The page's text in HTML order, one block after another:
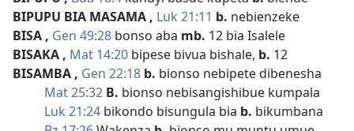
BIPUPU BIA MASAMA , Luk 21:11 b. nebienzeke
BISA , Gen 49:28 bonso aba mb. 12 bia Isalele
BISAKA , Mat 14:20 bipese bivua bishale, b. 12
BISAMBA , Gen 22:18 b. bionso nebipete dibenesha
Mat 25:32 B. bionso nebisangishibue kumpala
Luk 21:24 bikondo bisungula bia b. bikumbana